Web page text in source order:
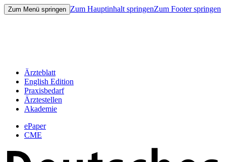
Zum Menü springen Zum Hauptinhalt springenZum Footer springen
Ärzteblatt
English Edition
Praxisbedarf
Ärztestellen
Akademie
ePaper
CME